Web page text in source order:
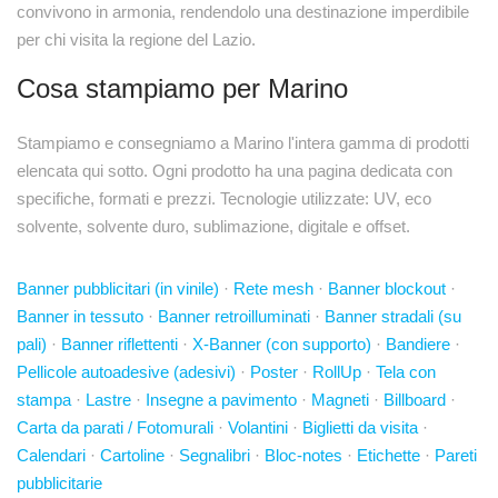
convivono in armonia, rendendolo una destinazione imperdibile
per chi visita la regione del Lazio.
Cosa stampiamo per Marino
Stampiamo e consegniamo a Marino l'intera gamma di prodotti
elencata qui sotto. Ogni prodotto ha una pagina dedicata con
specifiche, formati e prezzi. Tecnologie utilizzate: UV, eco
solvente, solvente duro, sublimazione, digitale e offset.
Banner pubblicitari (in vinile) · Rete mesh · Banner blockout ·
Banner in tessuto · Banner retroilluminati · Banner stradali (su
pali) · Banner riflettenti · X-Banner (con supporto) · Bandiere ·
Pellicole autoadesive (adesivi) · Poster · RollUp · Tela con
stampa · Lastre · Insegne a pavimento · Magneti · Billboard ·
Carta da parati / Fotomurali · Volantini · Biglietti da visita ·
Calendari · Cartoline · Segnalibri · Bloc-notes · Etichette · Pareti
pubblicitarie